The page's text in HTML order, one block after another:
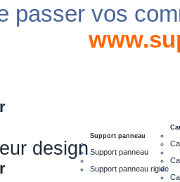
passer vos
design
Support panneau
Support panneau
Support panneau rigide